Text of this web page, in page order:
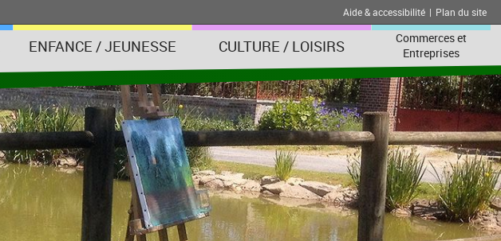
Aide & accessibilité | Plan du site
ENFANCE / JEUNESSE CULTURE / LOISIRS
Commerces et
Entreprises